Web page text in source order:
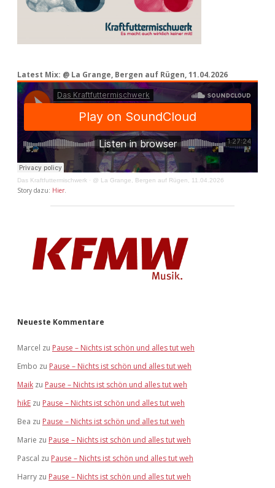
Latest Mix: @ La Grange, Bergen auf Rügen, 11.04.2026
Das Kraftfuttermischwerk · @ La Grange, Bergen auf Rügen, 11.04.2026
Story dazu: Hier
Neueste Kommentare
Marcel zu Pause – Nichts ist schön und alles tut weh
Embo zu Pause – Nichts ist schön und alles tut weh
Maik zu Pause – Nichts ist schön und alles tut weh
hikE zu Pause – Nichts ist schön und alles tut weh
Bea zu Pause – Nichts ist schön und alles tut weh
Marie zu Pause – Nichts ist schön und alles tut weh
Pascal zu Pause – Nichts ist schön und alles tut weh
Harry zu Pause – Nichts ist schön und alles tut weh